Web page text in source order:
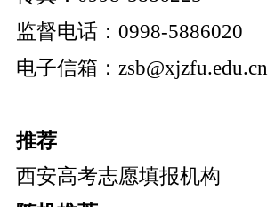
监督电话：0998-5886020
电子信箱：zsb@xjzfu.edu.cn
推荐
西安高考志愿填报机构